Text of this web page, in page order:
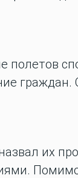
полетов
их